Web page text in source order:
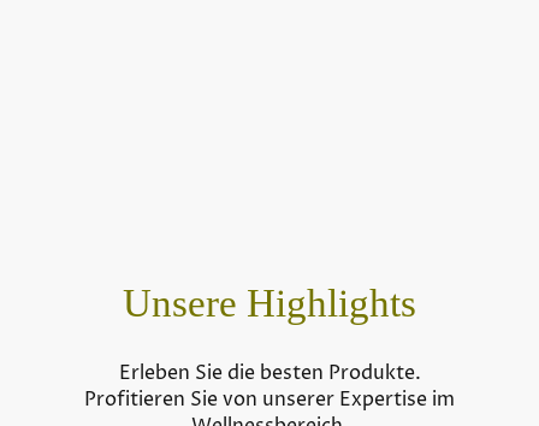
Unsere Highlights
Erleben Sie die besten Produkte.
Profitieren Sie von unserer Expertise im